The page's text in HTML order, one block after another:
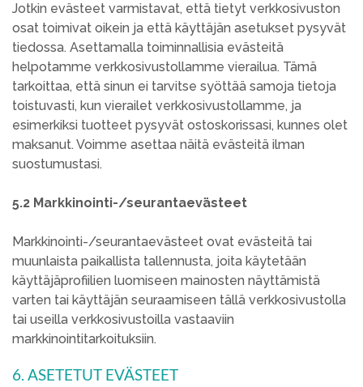
Jotkin evästeet varmistavat, että tietyt verkkosivuston
osat toimivat oikein ja että käyttäjän asetukset pysyvät
tiedossa. Asettamalla toiminnallisia evästeitä
helpotamme verkkosivustollamme vierailua. Tämä
tarkoittaa, että sinun ei tarvitse syöttää samoja tietoja
toistuvasti, kun vierailet verkkosivustollamme, ja
esimerkiksi tuotteet pysyvät ostoskorissasi, kunnes olet
maksanut. Voimme asettaa näitä evästeitä ilman
suostumustasi.
5.2 Markkinointi-/seurantaevästeet
Markkinointi-/seurantaevästeet ovat evästeitä tai
muunlaista paikallista tallennusta, joita käytetään
käyttäjäprofiilien luomiseen mainosten näyttämistä
varten tai käyttäjän seuraamiseen tällä verkkosivustolla
tai useilla verkkosivustoilla vastaaviin
markkinointitarkoituksiin.
6. ASETETUT EVÄSTEET